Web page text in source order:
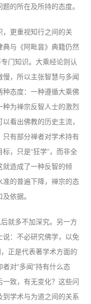
的所在及所持的态度。
更重视知行之间的关
典与《阿毗昙》典籍仍然
门知识。大乘经论则认
，所以主张智慧与多闻
态度：一种遵循大乘佛
为禅宗反智人士的激烈
看出佛教的历史主流，
有部分禅者对学术持有
，只是“狂学”，而非全
就造成了一种反智的倾
准的普遍下降，禅宗的态
依据。
就多不加深究。另一方
：不必研究佛学，以免
正是代表著学术方面的
对“多闻”持有什么态
致，有无变化？这些问
学术与为道之间的关系